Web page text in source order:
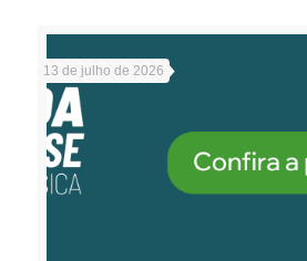
13 de julho de 2026